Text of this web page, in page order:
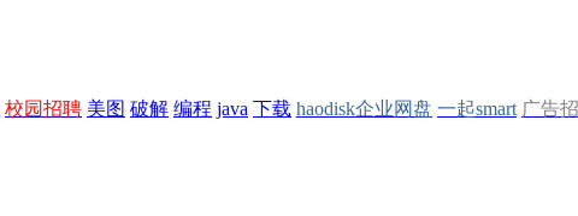
校园招聘 美图 破解 编程 java 下载 haodisk企业网盘 一起smart 广告